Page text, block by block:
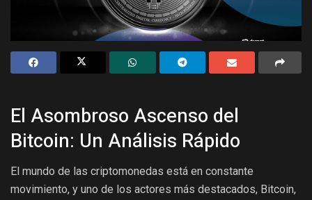
El Asombroso Ascenso del
Bitcoin: Un Análisis Rápido
El mundo de las criptomonedas está en constante
movimiento, y uno de los actores más destacados, Bitcoin,